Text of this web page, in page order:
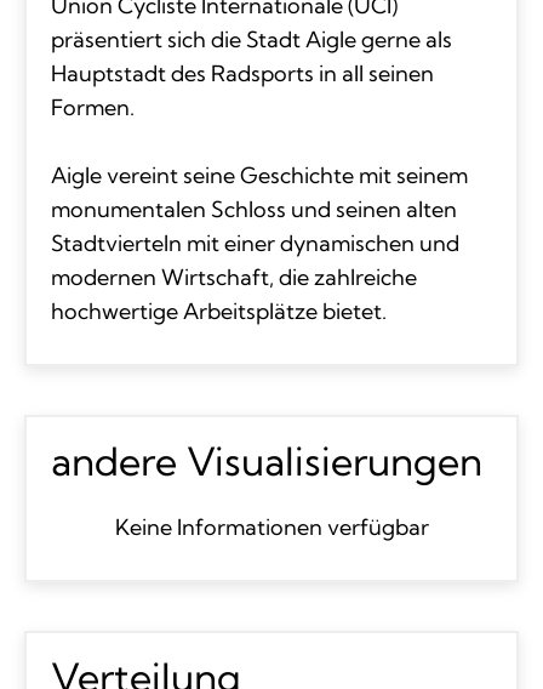
präsentiert sich die Stadt Aigle gerne als
Hauptstadt des Radsports in all seinen
Formen.
Aigle vereint seine Geschichte mit seinem
monumentalen Schloss und seinen alten
Stadtvierteln mit einer dynamischen und
modernen Wirtschaft, die zahlreiche
hochwertige Arbeitsplätze bietet.
andere Visualisierungen
Keine Informationen verfügbar
Verteilung